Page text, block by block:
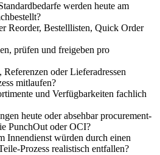
werden heute am
Reorder, Bestelllisten, Quick Order
prüfen und freigeben pro
oder Lieferadressen
mitlaufen?
und Verfügbarkeiten fachlich
heute oder absehbar procurement-
PunchOut oder OCI?
Innendienst würden durch einen
Prozess realistisch entfallen?